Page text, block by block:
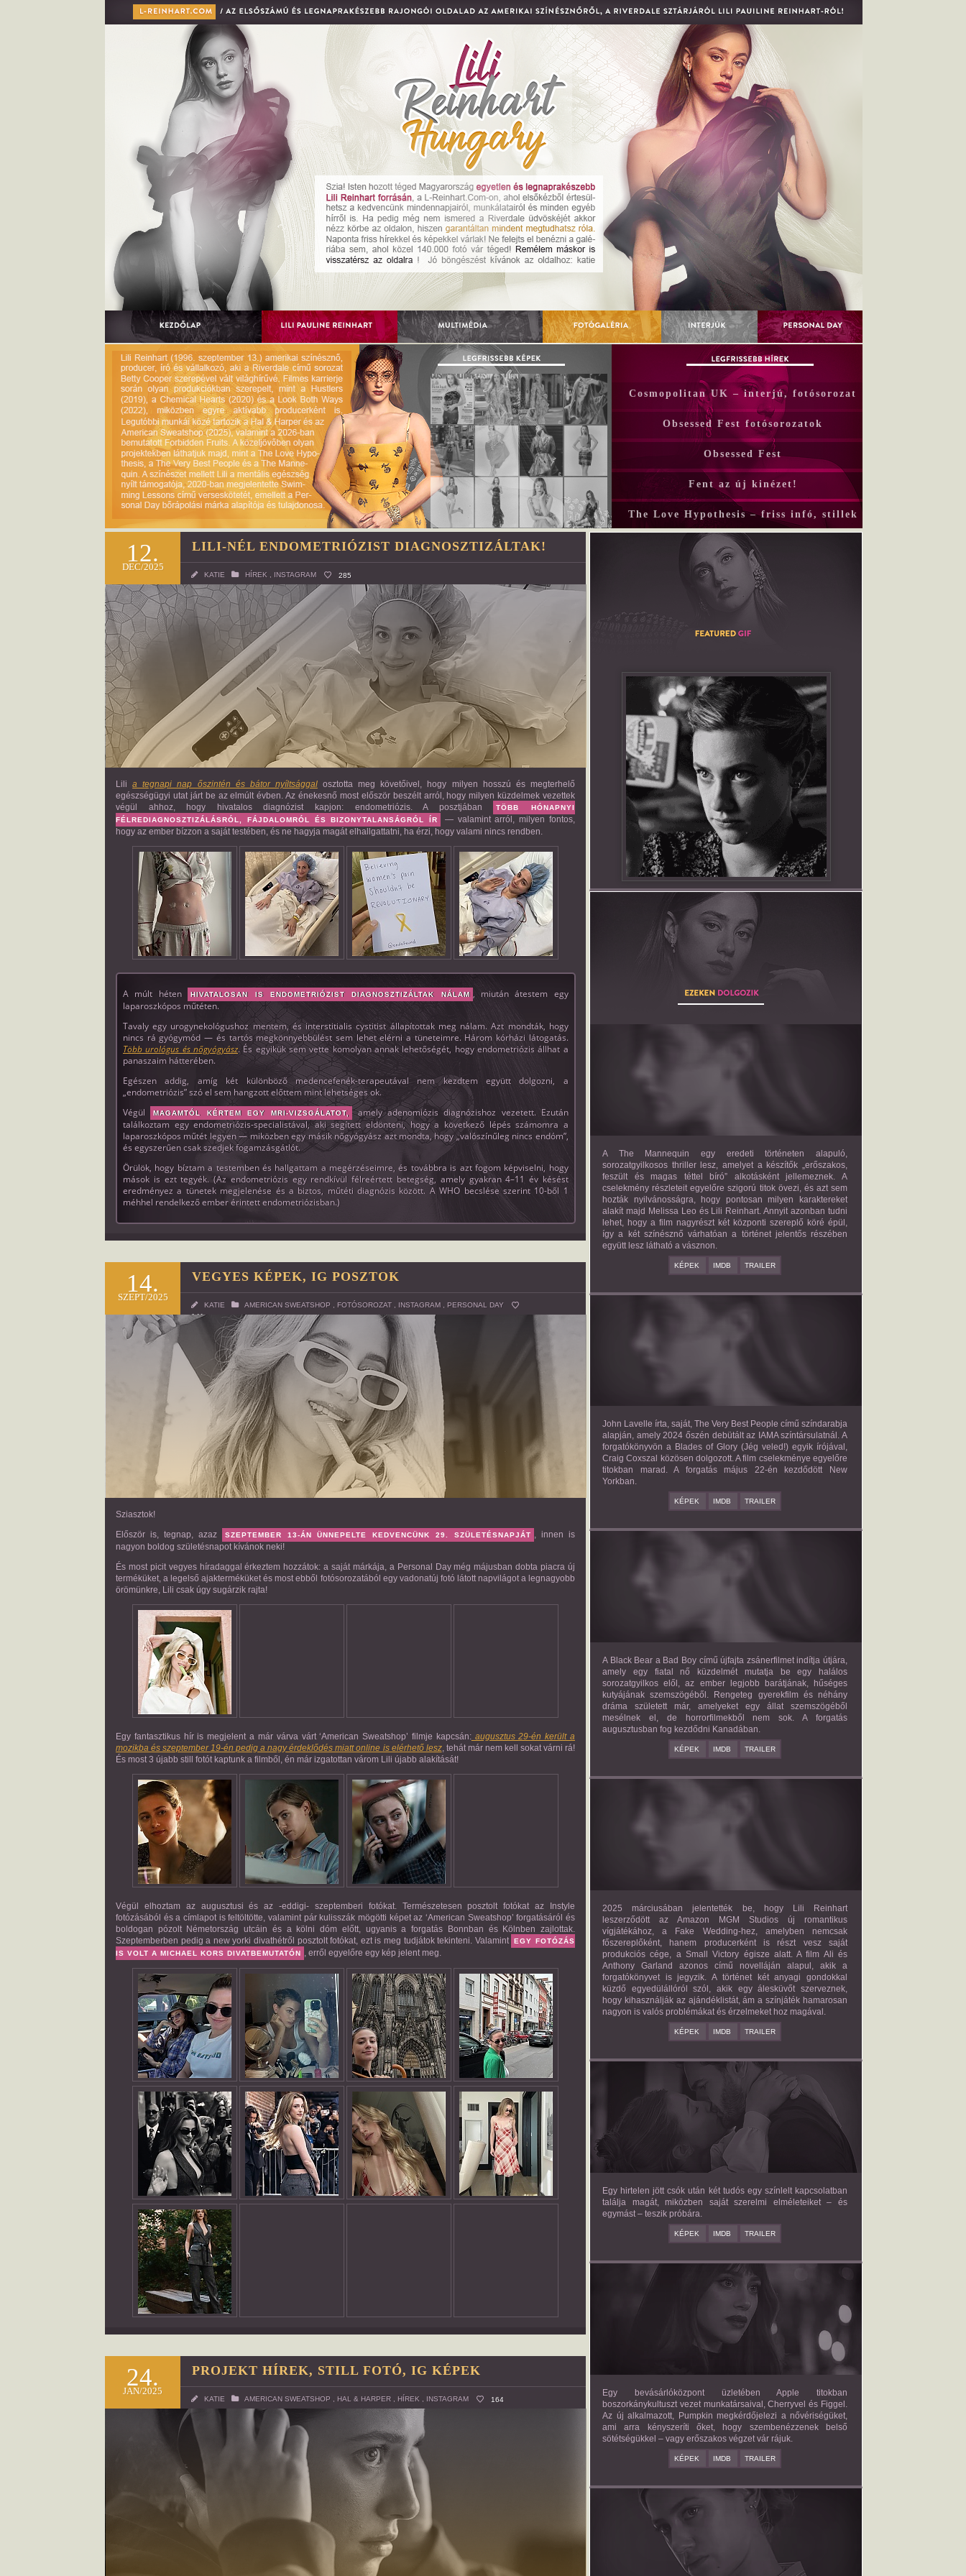
Cosmopolitan UK – interjú, fotósorozat
Obsessed Fest fotósorozatok
Obsessed Fest
Fent az új kinézet!
The Love Hypothesis – friss infó, stillek
THE MANNEQUIN
A The Mannequin egy eredeti történeten alapuló,
sorozatgyilkosos thriller lesz, amelyet a készítők „erőszakos,
feszült és magas téttel bíró” alkotásként jellemeznek. A
cselekmény részleteit egyelőre szigorú titok övezi, és azt sem
hozták nyilvánosságra, hogy pontosan milyen karaktereket
alakít majd Melissa Leo és Lili Reinhart. Annyit azonban tudni
lehet, hogy a film nagyrészt két központi szereplő köré épül,
így a két színésznő várhatóan a történet jelentős részében
együtt lesz látható a vásznon.
KÉPEK IMDB TRAILER
THE VERY BEST PEOPLE
John Lavelle írta, saját, The Very Best People című színdarabja
alapján, amely 2024 őszén debütált az IAMA színtársulatnál. A
forgatókönyvön a Blades of Glory (Jég veled!) egyik írójával,
Craig Coxszal közösen dolgozott. A film cselekménye egyelőre
titokban marad. A forgatás május 22-én kezdődött New
Yorkban.
KÉPEK IMDB TRAILER
BAD BOY
A Black Bear a Bad Boy című újfajta zsánerfilmet indítja útjára,
amely egy fiatal nő küzdelmét mutatja be egy halálos
sorozatgyilkos elől, az ember legjobb barátjának, hűséges
kutyájának szemszögéből. Rengeteg gyerekfilm és néhány
dráma született már, amelyeket egy állat szemszögéből
mesélnek el, de horrorfilmekből nem sok. A forgatás
augusztusban fog kezdődni Kanadában.
KÉPEK IMDB TRAILER
FAKE WEDDING
2025 márciusában jelentették be, hogy Lili Reinhart
leszerződött az Amazon MGM Studios új romantikus
vígjátékához, a Fake Wedding-hez, amelyben nemcsak
főszereplőként, hanem producerként is részt vesz saját
produkciós cége, a Small Victory égisze alatt. A film Ali és
Anthony Garland azonos című novelláján alapul, akik a
forgatókönyvet is jegyzik. A történet két anyagi gondokkal
küzdő egyedülállóról szól, akik egy álesküvőt szerveznek,
hogy kihasználják az ajándéklistát, ám a színjáték hamarosan
nagyon is valós problémákat és érzelmeket hoz magával.
KÉPEK IMDB TRAILER
THE LOVE HYPOTHESIS
2026/09/23
OLIVE SMITH
Egy hirtelen jött csók után két tudós egy színlelt kapcsolatban
találja magát, miközben saját szerelmi elméleteiket – és
egymást – teszik próbára.
KÉPEK IMDB TRAILER
FORBIDDEN FRUITS
2026/03/27
APPLE
Egy bevásárlóközpont üzletében Apple titokban
boszorkánykultuszt vezet munkatársaival, Cherryvel és Figgel.
Az új alkalmazott, Pumpkin megkérdőjelezi a nővériségüket,
ami arra kényszeríti őket, hogy szembenézzenek belső
sötétségükkel – vagy erőszakos végzet vár rájuk.
KÉPEK IMDB TRAILER
AMERICAN SWEATSHOP
DAISY MORIARTY
12.
DEC/2025
LILI-NÉL ENDOMETRIÓZIST DIAGNOSZTIZÁLTAK!
KATIE HÍREK INSTAGRAM 285
Lilia tegnapi nap őszintén és bátor nyíltsággalosztotta meg követőivel, hogy milyen hosszú és megterhelő
egészségügyi utat járt be az elmúlt évben. Az énekesnő most először beszélt arról, hogy milyen küzdelmek vezettek
végül ahhoz, hogy hivatalos diagnózist kapjon: endometriózis. A posztjában
TÖBB HÓNAPNYI
FÉLREDIAGNOSZTIZÁLÁSRÓL, FÁJDALOMRÓL ÉS BIZONYTALANSÁGRÓL ÍR
— valamint arról, milyen fontos,
hogy az ember bízzon a saját testében, és ne hagyja magát elhallgattatni, ha érzi, hogy valami nincs rendben.
A múlt héten HIVATALOSAN IS ENDOMETRIÓZIST DIAGNOSZTIZÁLTAK NÁLAM , miután átestem egy
laparoszkópos műtéten.
Tavaly egy urogynekológushoz mentem, és interstitialis cystitist állapítottak meg nálam. Azt mondták, hogy
nincs rá gyógymód — és tartós megkönnyebbülést sem lehet elérni a tüneteimre. Három kórházi látogatás.
Több urológus és nőgyógyász. És egyikük sem vette komolyan annak lehetőségét, hogy endometriózis állhat a
panaszaim hátterében.
Egészen addig, amíg két különböző medencefenék-terapeutával nem kezdtem együtt dolgozni, a
„endometriózis” szó el sem hangzott előttem mint lehetséges ok.
Végül
MAGAMTÓL KÉRTEM EGY MRI-VIZSGÁLATOT,
amely adenomiózis diagnózishoz vezetett. Ezután
találkoztam egy endometriózis-specialistával, aki segített eldönteni, hogy a következő lépés számomra a
laparoszkópos műtét legyen — miközben egy másik nőgyógyász azt mondta, hogy „valószínűleg nincs endóm”,
és egyszerűen csak szedjek fogamzásgátlót.
Örülök, hogy bíztam a testemben és hallgattam a megérzéseimre, és továbbra is azt fogom képviselni, hogy
mások is ezt tegyék. (Az endometriózis egy rendkívül félreértett betegség, amely gyakran 4–11 év késést
eredményez a tünetek megjelenése és a biztos, műtéti diagnózis között. A WHO becslése szerint 10-ből 1
méhhel rendelkező ember érintett endometriózisban.)
14.
SZEPT/2025
VEGYES KÉPEK, IG POSZTOK
KATIE AMERICAN SWEATSHOP FOTÓSOROZAT INSTAGRAM
PERSONAL DAY
141
Sziasztok!
Először is, tegnap, azaz
SZEPTEMBER 13-ÁN ÜNNEPELTE KEDVENCÜNK 29. SZÜLETÉSNAPJÁT , innen is
nagyon boldog születésnapot kívánok neki!
És most picit vegyes híradaggal érkeztem hozzátok: a saját márkája, a Personal Day még májusban dobta piacra új
terméküket, a legelső ajakterméküket és most ebből fotósorozatából egy vadonatúj fotó látott napvilágot a legnagyobb
örömünkre, Lili csak úgy sugárzik rajta!
Egy fantasztikus hír is megjelent a már várva várt ‘American Sweatshop’ filmje kapcsán:augusztus 29-én került a
mozikba és szeptember 19-én pedig a nagy érdeklődés miatt online is elérhető lesz, tehát már nem kell sokat várni rá!
És most 3 újabb still fotót kaptunk a filmből, én már izgatottan várom Lili újabb alakítását!
Végül elhoztam az augusztusi és az -eddigi- szeptemberi fotókat. Természetesen posztolt fotókat az Instyle
fotózásából és a címlapot is feltöltötte, valamint pár kulisszák mögötti képet az ‘American Sweatshop’ forgatásáról és
boldogan pózolt Németország utcáin és a kölni dóm előtt, ugyanis a forgatás Bonnban és Kölnben zajlottak.
Szeptemberben pedig a new yorki divathétről posztolt fotókat, ezt is meg tudjátok tekinteni. Valamint EGY FOTÓZÁS
IS VOLT A MICHAEL KORS DIVATBEMUTATÓN , erről egyelőre egy kép jelent meg.
24.
JAN/2025
PROJEKT HÍREK, STILL FOTÓ, IG KÉPEK
KATIE AMERICAN SWEATSHOP HAL & HARPER HÍREK INSTAGRAM 164